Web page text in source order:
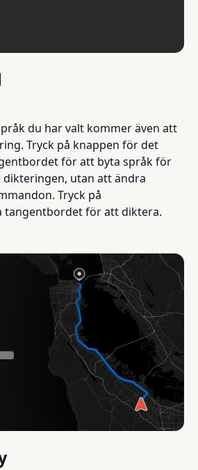
du har valt kommer även att
Tryck på knappen för det
för att byta språk för
utan att ändra
Tryck på
tangentbordet för att diktera.